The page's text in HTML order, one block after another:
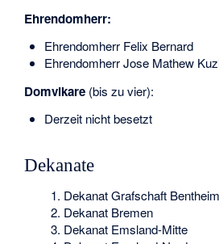
Ehrendomherr:
Ehrendomherr Felix Bernard
Ehrendomherr Jose Mathew
Domvikare (bis zu vier):
Derzeit nicht besetzt
Dekanate
Dekanat Grafschaft Bentheim
Dekanat Bremen
Dekanat Emsland-Mitte